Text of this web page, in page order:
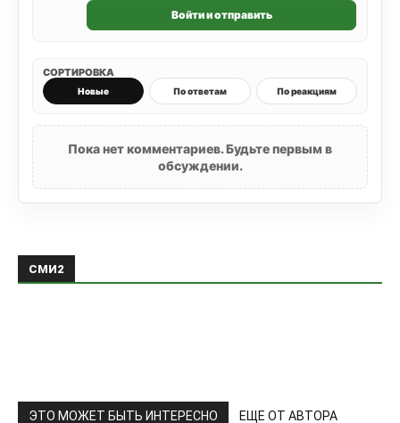
Войти и отправить
СОРТИРОВКА
Новые По ответам По реакциям
Пока нет комментариев. Будьте первым в
обсуждении.
СМИ2
ЭТО МОЖЕТ БЫТЬ ИНТЕРЕСНО ЕЩЕ ОТ АВТОРА